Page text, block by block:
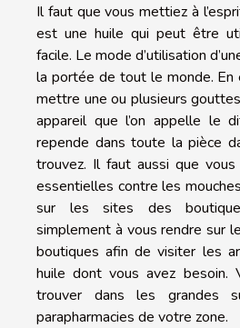
Il faut que vous mettiez à
est une huile qui peut être
facile. Le mode d’utilisation
la portée de tout le monde.
mettre une ou plusieurs
appareil que l’on appelle le
repende dans toute la pièce
trouvez. Il faut aussi que
essentielles contre les
sur les sites des
simplement à vous rendre sur
boutiques afin de visiter les
huile dont vous avez besoin.
trouver dans les grandes
parapharmacies de votre zone.